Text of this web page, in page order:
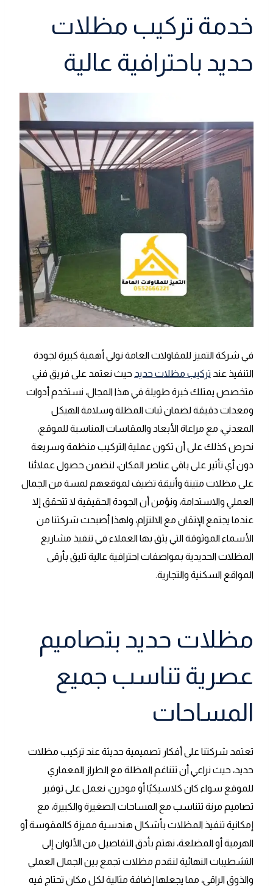
خدمة تركيب مظلات
حديد باحترافية عالية
في شركة التميز للمقاولات العامة نولي أهمية كبيرة لجودة
التنفيذ عند تركيب مظلات حديد حيث نعتمد على فريق فني
متخصص يمتلك خبرة طويلة في هذا المجال، نستخدم أدوات
ومعدات دقيقة لضمان ثبات المظلة وسلامة الهيكل
المعدني، مع مراعاة الأبعاد والمقاسات المناسبة للموقع،
نحرص كذلك على أن تكون عملية التركيب منظمة وسريعة
دون أي تأثير على باقي عناصر المكان، لنضمن حصول عملائنا
على مظلات متينة وأنيقة تضيف لموقعهم لمسة من الجمال
العملي والاستدامة، ونؤمن أن الجودة الحقيقية لا تتحقق إلا
عندما يجتمع الإتقان مع الالتزام، ولهذا أصبحت شركتنا من
الأسماء الموثوقة التي يثق بها العملاء في تنفيذ مشاريع
المظلات الحديدية بمواصفات احترافية عالية تليق بأرقى
المواقع السكنية والتجارية.
مظلات حديد بتصاميم
عصرية تناسب جميع
المساحات
تعتمد شركتنا على أفكار تصميمية حديثة عند تركيب مظلات
حديد، حيث نراعي أن تتناغم المظلة مع الطراز المعماري
للموقع سواء كان كلاسيكيًا أو مودرن، نعمل على توفير
تصاميم مرنة تتناسب مع المساحات الصغيرة والكبيرة، مع
إمكانية تنفيذ المظلات بأشكال هندسية مميزة كالمقوسة أو
الهرمية أو المضلعة، نهتم بأدق التفاصيل من الألوان إلى
التشطيبات النهائية لنقدم مظلات تجمع بين الجمال العملي
والذوق الراقي، مما يجعلها إضافة مثالية لكل مكان تحتاج فيه